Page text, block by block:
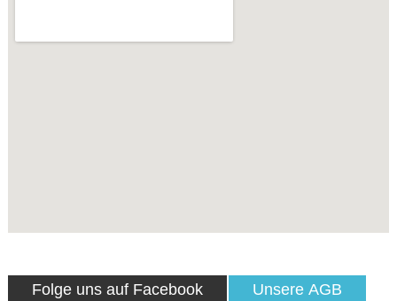
Folge uns auf Facebook Unsere AGB